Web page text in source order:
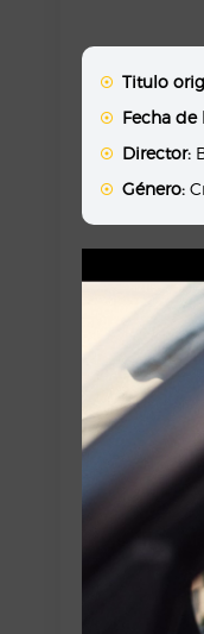
Titulo
Fecha de
Director:
Género: